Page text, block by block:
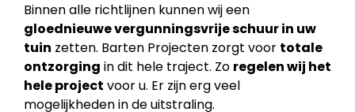
Binnen alle richtlijnen kunnen wij een
gloednieuwe vergunningsvrije schuur in uw
tuin zetten. Barten Projecten zorgt voor totale
ontzorging in dit hele traject. Zo regelen wij het
hele project voor u. Er zijn erg veel
mogelijkheden in de uitstraling.